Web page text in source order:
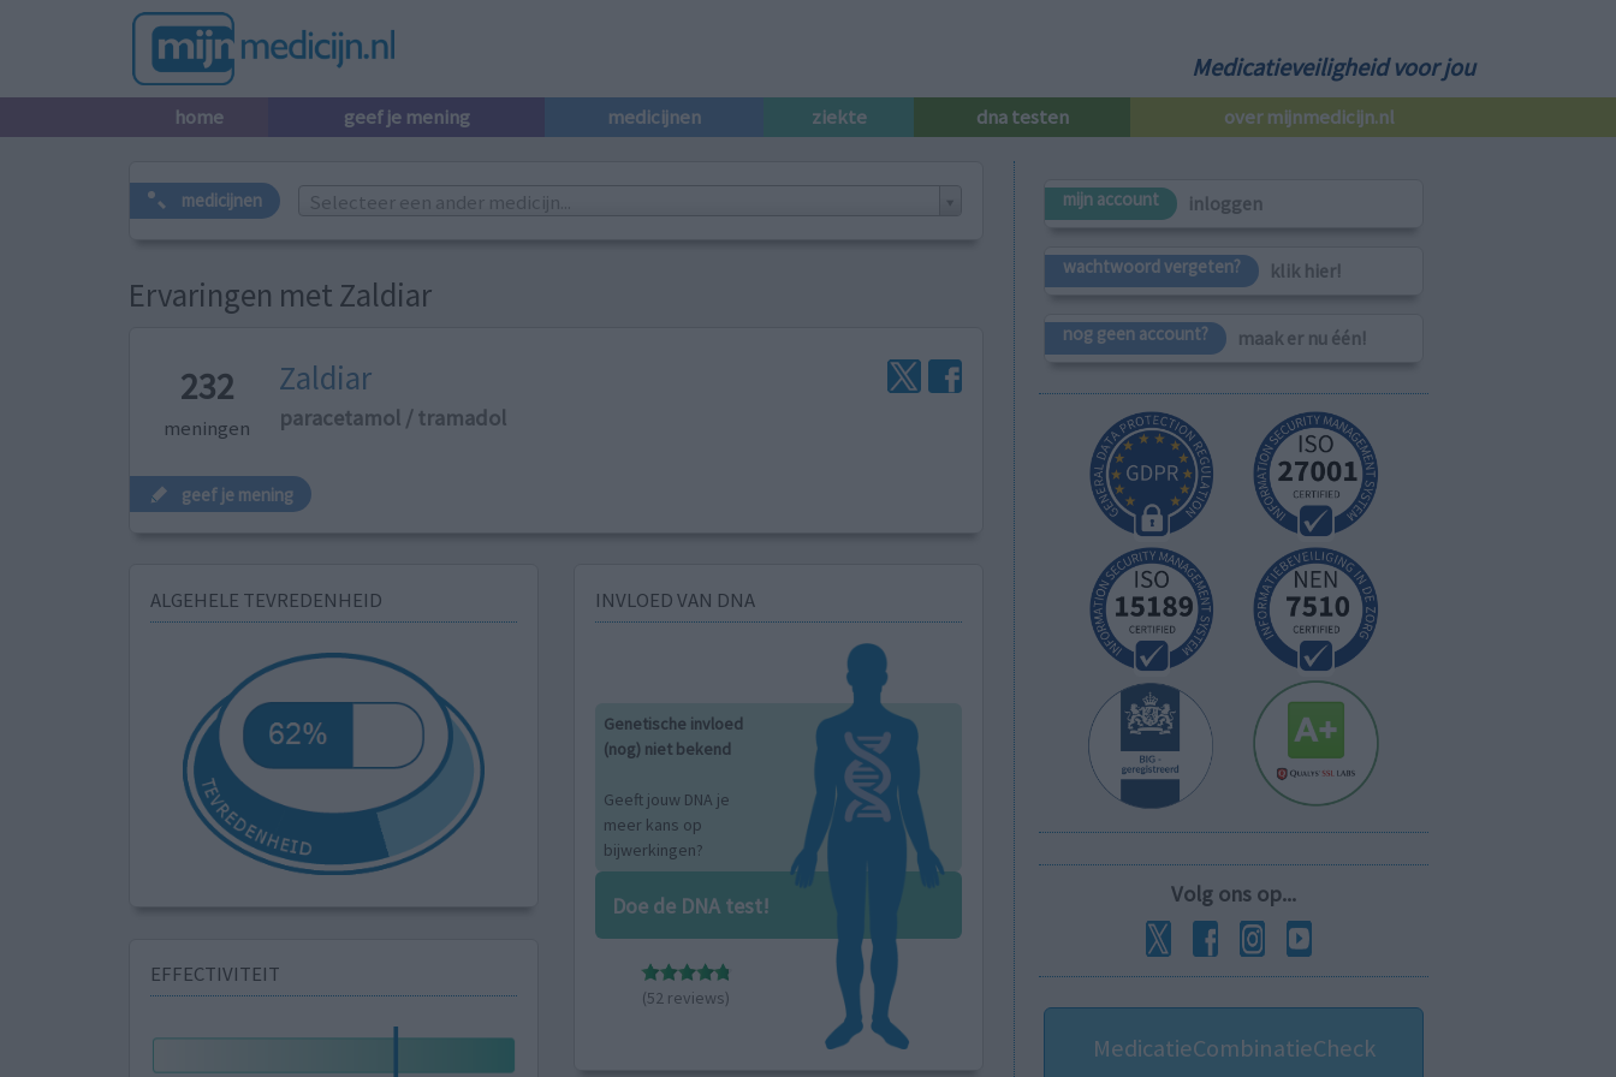
Medicatieveiligheid voor jou
home geef je mening medicijnen ziekte dna testen over mijnmedicijn.nl
medicijnen Selecteer een ander medicijn...
Ervaringen met Zaldiar
232
meningen
Zaldiar
paracetamol / tramadol
geef je mening
ALGEHELE TEVREDENHEID
EFFECTIVITEIT
INVLOED VAN DNA
Genetische invloed
(nog) niet bekend
Geeft jouw DNA je
meer kans op
bijwerkingen?
Doe de DNA test!
(52 reviews)
mijn account inloggen
wachtwoord vergeten? klik hier!
nog geen account? maak er nu één!
Volg ons op...
MedicatieCombinatieCheck